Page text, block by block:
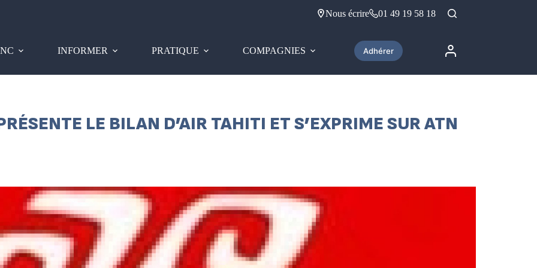
Nous écrire 01 49 19 58 18
INFORMER PRATIQUE COMPAGNIES Adhérer
LE BILAN D’AIR TAHITI ET S’EXPRIME SUR ATN